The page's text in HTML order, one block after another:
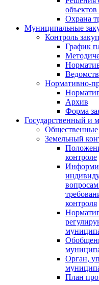
Охрана
Муниципальные
Контроль
График
Нормативно-
Архив
Форма
Государственный и
Общественные
Земельный
контроле
контроля
Орган,
План